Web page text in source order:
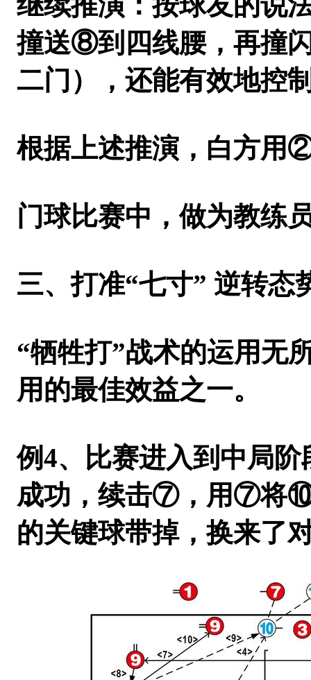
撞送⑧到四线腰，再撞
二门），还能有效地控
根据上述推演，白方用
门球比赛中，做为教练
三、打准“七寸” 逆转态
“牺牲打”战术的运用无
用的最佳效益之一。
例4、比赛进入到中局
成功，续击⑦，用⑦将⑩
的关键球带掉，换来了